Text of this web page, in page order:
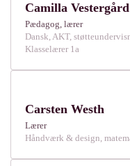
Camilla Vestergård
Pædagog, lærer
Dansk, AKT,
Klasselærer 1a
Carsten Westh
Lærer
Håndværk & design,